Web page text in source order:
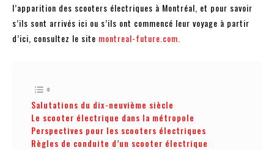
l’apparition des scooters électriques à Montréal, et pour savoir
s’ils sont arrivés ici ou s’ils ont commencé leur voyage à partir
d’ici, consultez le site montreal-future.com.
Salutations du dix-neuvième siècle
Le scooter électrique dans la métropole
Perspectives pour les scooters électriques
Règles de conduite d’un scooter électrique